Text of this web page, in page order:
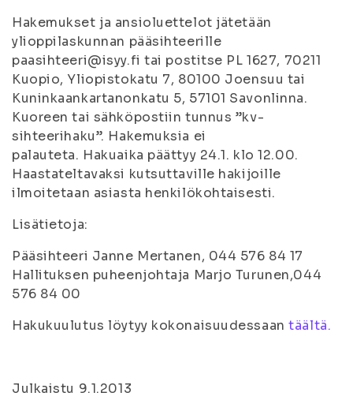
Hakemukset ja ansioluettelot jätetään
ylioppilaskunnan pääsihteerille
paasihteeri@isyy.fi tai postitse PL 1627, 70211
Kuopio, Yliopistokatu 7, 80100 Joensuu tai
Kuninkaankartanonkatu 5, 57101 Savonlinna.
Kuoreen tai sähköpostiin tunnus ”kv-
sihteerihaku”. Hakemuksia ei
palauteta. Hakuaika päättyy 24.1. klo 12.00.
Haastateltavaksi kutsuttaville hakijoille
ilmoitetaan asiasta henkilökohtaisesti.
Lisätietoja:
Pääsihteeri Janne Mertanen, 044 576 84 17
Hallituksen puheenjohtaja Marjo Turunen,044
576 84 00
Hakukuulutus löytyy kokonaisuudessaantäältä.
Julkaistu 9.1.2013